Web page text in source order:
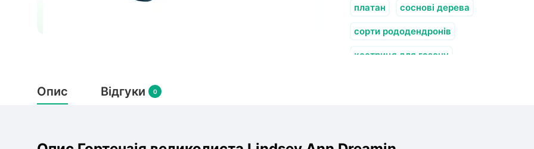
платан соснові дерева
сорти рододендронів
костриця для газону
Опис Відгуки 0